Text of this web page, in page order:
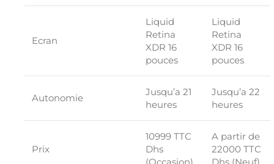
Ecran
Liquid
Retina
XDR 16
pouces
Liquid
Retina
XDR 16
pouces
Autonomie
Jusqu’a 21
heures
Jusqu’a 22
heures
Prix
10999 TTC
Dhs
A partir de
22000 TTC